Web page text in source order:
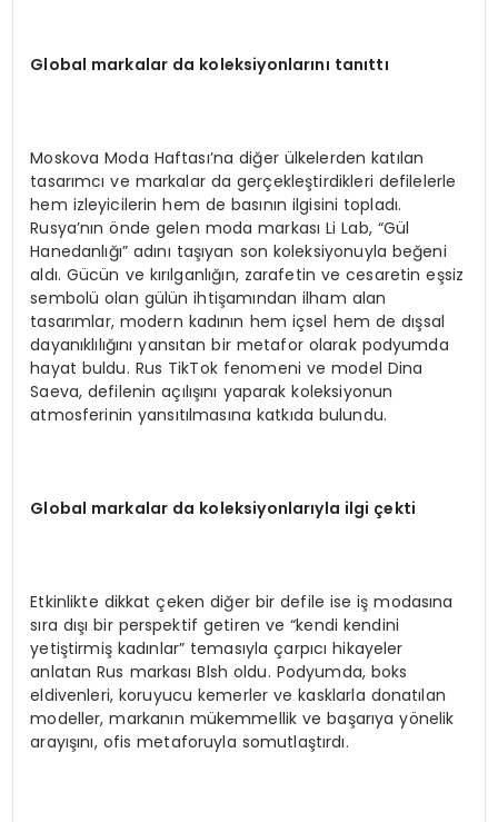
Global markalar da koleksiyonlarını tanıttı
Moskova Moda Haftası’na diğer ülkelerden katılan
tasarımcı ve markalar da gerçekleştirdikleri defilelerle
hem izleyicilerin hem de basının ilgisini topladı.
Rusya’nın önde gelen moda markası Li Lab, “Gül
Hanedanlığı” adını taşıyan son koleksiyonuyla beğeni
aldı. Gücün ve kırılganlığın, zarafetin ve cesaretin eşsiz
sembolü olan gülün ihtişamından ilham alan
tasarımlar, modern kadının hem içsel hem de dışsal
dayanıklılığını yansıtan bir metafor olarak podyumda
hayat buldu. Rus TikTok fenomeni ve model Dina
Saeva, defilenin açılışını yaparak koleksiyonun
atmosferinin yansıtılmasına katkıda bulundu.
Global markalar da koleksiyonlarıyla ilgi çekti
Etkinlikte dikkat çeken diğer bir defile ise iş modasına
sıra dışı bir perspektif getiren ve “kendi kendini
yetiştirmiş kadınlar” temasıyla çarpıcı hikayeler
anlatan Rus markası Blsh oldu. Podyumda, boks
eldivenleri, koruyucu kemerler ve kasklarla donatılan
modeller, markanın mükemmellik ve başarıya yönelik
arayışını, ofis metaforuyla somutlaştırdı.